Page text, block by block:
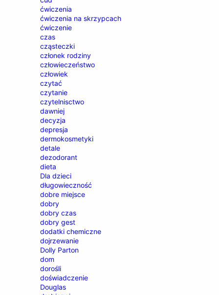
ćwiczenia
ćwiczenia na skrzypcach
ćwiczenie
czas
cząsteczki
członek rodziny
człowieczeństwo
człowiek
czytać
czytanie
czytelnisctwo
dawniej
decyzja
depresja
dermokosmetyki
detale
dezodorant
dieta
Dla dzieci
długowieczność
dobre miejsce
dobry
dobry czas
dobry gest
dodatki chemiczne
dojrzewanie
Dolly Parton
dom
dorośli
doświadczenie
Douglas